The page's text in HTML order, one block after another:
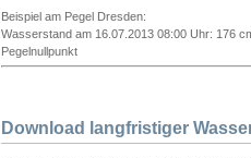
Beispiel am Pegel Dresden:
Wasserstand am 16.07.2013 08:00 Uhr: 176
Pegelnullpunkt
Download langfristiger